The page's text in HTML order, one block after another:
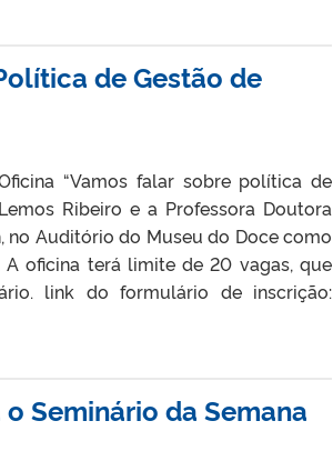
de Gestão de
“Vamos falar sobre política de
Ribeiro e a Professora Doutora
no Auditório do Museu do Doce como
oficina terá limite de 20 vagas, que
link do formulário de inscrição:
Seminário da Semana